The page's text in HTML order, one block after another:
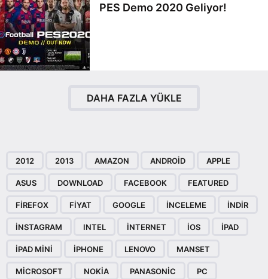
PES Demo 2020 Geliyor!
DAHA FAZLA YÜKLE
2012 2013 AMAZON ANDROID APPLE
ASUS DOWNLOAD FACEBOOK FEATURED
FIREFOX FIYAT GOOGLE INCELEME INDIR
INSTAGRAM INTEL INTERNET IOS IPAD
IPAD MINI IPHONE LENOVO MANSET
MICROSOFT NOKIA PANASONIC PC